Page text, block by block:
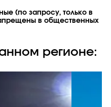
(по запросу, только в
в общественных
регионе: